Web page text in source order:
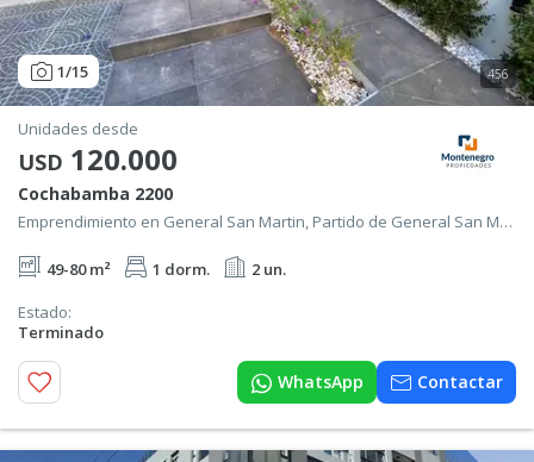
1/15 456
Unidades desde
USD 120.000
Cochabamba 2200
Emprendimiento en General San Martin, Partido de General San Martín
49-80 m² 1 dorm.
2 un.
Estado:
Terminado
WhatsApp Contactar